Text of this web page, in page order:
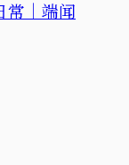
常｜端闻